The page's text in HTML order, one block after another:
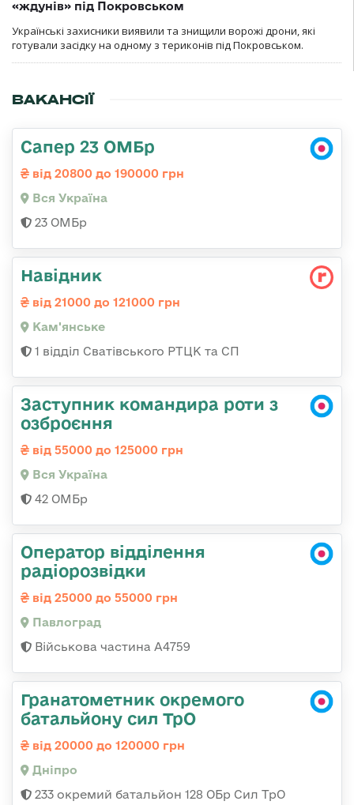
«ждунів» під Покровськом
Українські захисники виявили та знищили ворожі дрони, які
готували засідку на одному з териконів під Покровськом.
ВАКАНСІЇ
Сапер 23 ОМБр
від 20800 до 190000 грн
Вся Україна
23 ОМБр
Навідник
від 21000 до 121000 грн
Кам'янське
1 відділ Сватівського РТЦК та СП
Заступник командира роти з
озброєння
від 55000 до 125000 грн
Вся Україна
42 ОМБр
Оператор відділення
радіорозвідки
від 25000 до 55000 грн
Павлоград
Військова частина А4759
Гранатометник окремого
батальйону сил ТрО
від 20000 до 120000 грн
Дніпро
233 окремий батальйон 128 ОБр Сил ТрО